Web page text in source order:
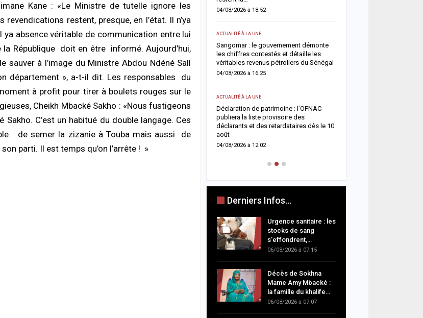
Kane : «Le Ministre de tutelle ignore les
restent, presque, en l’état. Il n’ya
absence véritable de communication entre lui
République doit en être informé. Aujourd’hui,
sauver à l’image du Ministre Abdou Ndéné Sall
département », a-t-il dit. Les responsables du
à profit pour tirer à boulets rouges sur le
Cheikh Mbacké Sakho : «Nous fustigeons
C’est un habitué du double langage. Ces
de semer la zizanie à Touba mais aussi de
parti. Il est temps qu’on l’arrête ! »
Aïda Diallo écarte
et réaffirme sa
: le Khalife général
appelle à renforcer…
05/08/2026 à 16:13
ACTUALITÉ À LA UNE
Respect de la dignité des détenus : le
ministère de la Justice réforme les
méthodes de fouille
05/08/2026 à 13:23
Vacances au Sénégal : la recrudescence
des noyades en mer relance l’appel à la
05/08/2026 à 13:11
04/08/2026 à 18:52
ACTUALITÉ À LA UNE
Sangomar : le gouvernement démonte
les chiffres contestés et détaille les
véritables revenus pétroliers du Sénégal
04/08/2026 à 16:25
ACTUALITÉ À LA UNE
Déclaration de patrimoine : l’OFNAC
publiera la liste provisoire des
déclarants et des retardataires dès le 10
août
04/08/2026 à 12:02
Derniers Infos...
Urgence sanitaire : les
stocks de sang
s’effondrent,…
06/08/2026 à 07:15
Décès de Sokhna
Mame Amy Mbacké :
la famille du khalife…
06/08/2026 à 07:07